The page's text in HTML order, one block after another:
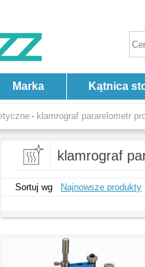
Marka Kątnica
- klamrograf pararelometr
klamrograf
Sortuj wg Najnowsze produkty